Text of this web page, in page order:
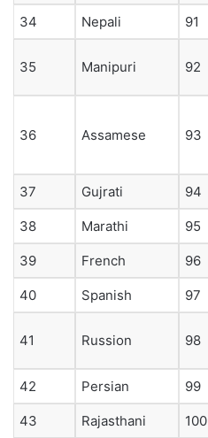
34 Nepali 91
35 Manipuri 92
36 Assamese 93
37 Gujrati 94
38 Marathi 95
39 French 96
40 Spanish 97
41 Russion 98
42 Persian 99
43 Rajasthani 100